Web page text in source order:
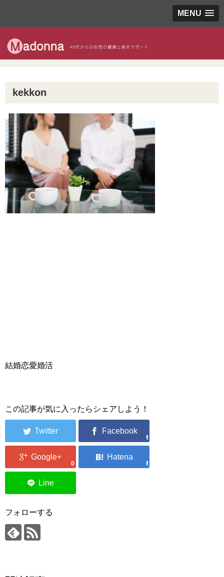
MENU
kekkon
結婚恋愛婚活
この記事が気に入ったらシェアしよう！
0
フォローする